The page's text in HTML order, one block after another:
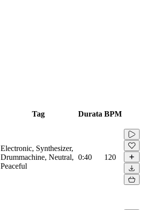
Tag Durata BPM
Electronic, Synthesizer,
Drummachine, Neutral,
Peaceful
0:40 120